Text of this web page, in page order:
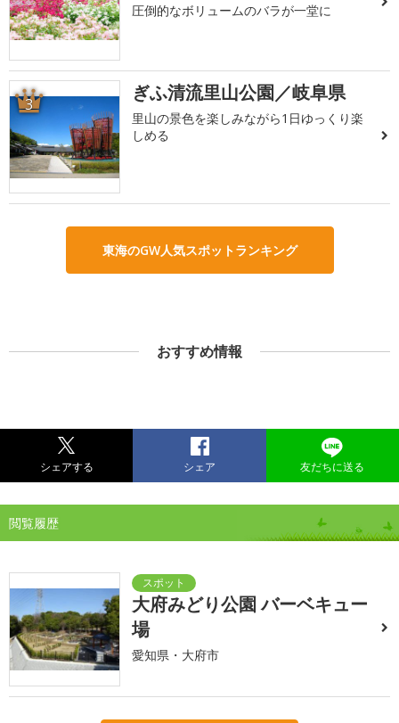
圧倒的なボリュームのバラが一堂に
3 ぎふ清流里山公園／岐阜県
里山の景色を楽しみながら1日ゆっくり楽
しめる
東海のGW人気スポットランキング
おすすめ情報
シェアする シェア 友だちに送る
閲覧履歴
大府みどり公園 バーベキュー
場
愛知県・大府市